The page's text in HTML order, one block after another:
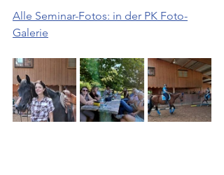
Alle Seminar-Fotos: in der PK Foto-
Galerie